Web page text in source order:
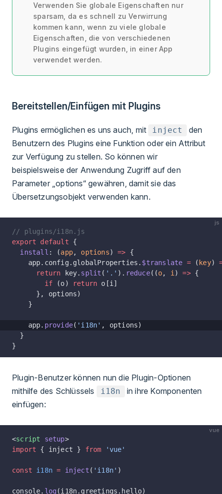
Verwenden Sie globale Eigenschaften nur
sparsam, da es schnell zu Verwirrung
kommen kann, wenn zu viele globale
Eigenschaften, die von verschiedenen
Plugins eingefügt wurden, in einer App
verwendet werden.
Bereitstellen/Einfügen mit Plugins
Plugins ermöglichen es uns auch, mit inject
den
Benutzern des Plugins eine Funktion oder ein Attribut
zur Verfügung zu stellen. So können wir
beispielsweise der Anwendung Zugriff auf den
Parameter „options“ gewähren, damit sie das
Übersetzungsobjekt verwenden kann.
js
// plugins/i18n.js
export default {
  install
: (app, options) => {
    app.config.globalProperties.
$translate = ( key)
      return
key. split ( '.' ). reduce((o, i) => {
        if
(o) return o[i]
      }, options)
    }
    app.
provide( 'i18n' , options)
  }
}
Plugin-Benutzer können nun die Plugin-Optionen
mithilfe des Schlüssels
i18n
in ihre Komponenten
einfügen:
vue
<script setup>
import { inject } from 'vue'
const i18n = inject ( 'i18n' )
console. log (i18n.greetings.hello)